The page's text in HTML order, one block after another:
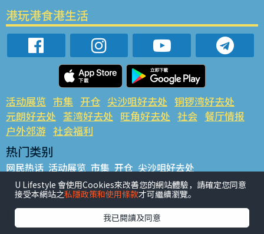
港玩港食港生活
活动展览 市集 开仓 尖沙咀好去处 铜锣湾好去处
元朗好去处 荃湾好去处 旺角好去处 社会 餐厅情报
户外郊游 社会福利
热门类别
网民热话 活动展览 市集 开仓 尖沙咀好去处
铜锣湾好去处 元朗好去处 荃湾好去处 旺角好去处 社会
餐厅情报 户外郊游
热门标签
U Lifestyle 會使用Cookies來改善您的網站體驗，請確定您同意
接受本網站之私隱政策和使用條款才可繼續瀏覽。
我已閱讀及同意